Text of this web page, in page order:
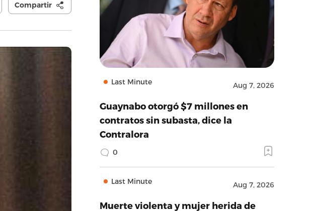
Compartir
Last Minute Aug 7, 2026
Guaynabo otorgó $7 millones en
contratos sin subasta, dice la
Contralora
0
Last Minute Aug 7, 2026
Muerte violenta y mujer herida de